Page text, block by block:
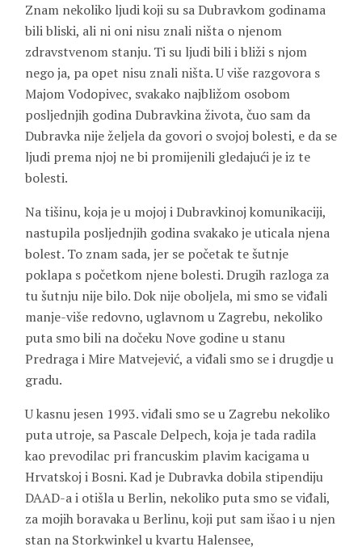
Znam nekoliko ljudi koji su sa Dubravkom godinama
bili bliski, ali ni oni nisu znali ništa o njenom
zdravstvenom stanju. Ti su ljudi bili i bliži s njom
nego ja, pa opet nisu znali ništa. U više razgovora s
Majom Vodopivec, svakako najbližom osobom
posljednjih godina Dubravkina života, čuo sam da
Dubravka nije željela da govori o svojoj bolesti, e da se
ljudi prema njoj ne bi promijenili gledajući je iz te
bolesti.
Na tišinu, koja je u mojoj i Dubravkinoj komunikaciji,
nastupila posljednjih godina svakako je uticala njena
bolest. To znam sada, jer se početak te šutnje
poklapa s početkom njene bolesti. Drugih razloga za
tu šutnju nije bilo. Dok nije oboljela, mi smo se viđali
manje-više redovno, uglavnom u Zagrebu, nekoliko
puta smo bili na dočeku Nove godine u stanu
Predraga i Mire Matvejević, a viđali smo se i drugdje u
gradu.
U kasnu jesen 1993. viđali smo se u Zagrebu nekoliko
puta utroje, sa Pascale Delpech, koja je tada radila
kao prevodilac pri francuskim plavim kacigama u
Hrvatskoj i Bosni. Kad je Dubravka dobila stipendiju
DAAD-a i otišla u Berlin, nekoliko puta smo se viđali,
za mojih boravaka u Berlinu, koji put sam išao i u njen
stan na Storkwinkel u kvartu Halensee,